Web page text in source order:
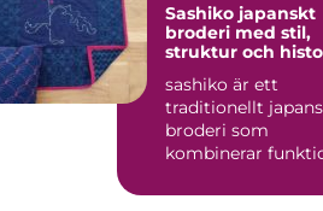
Sashiko japanskt
broderi med stil,
struktur och
sashiko är ett
traditionellt
broderi som
kombinerar
skönhet....